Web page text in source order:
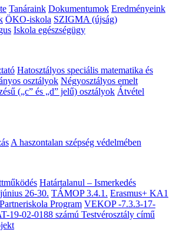
Tanáraink Dokumentumok Eredményeink
ÖKO-iskola SZIGMA (újság)
Iskola egészségügy
Hatosztályos speciális matematika és
osztályok Négyosztályos emelt
(„c” és „d” jelű) osztályok Átvétel
A haszontalan szépség védelmében
Határtalanul – Ismerkedés
26-30. TÁMOP 3.4.1. Erasmus+ KA1
Program VEKOP -7.3.3-17-
19-02-0188 számú Testvérosztály című